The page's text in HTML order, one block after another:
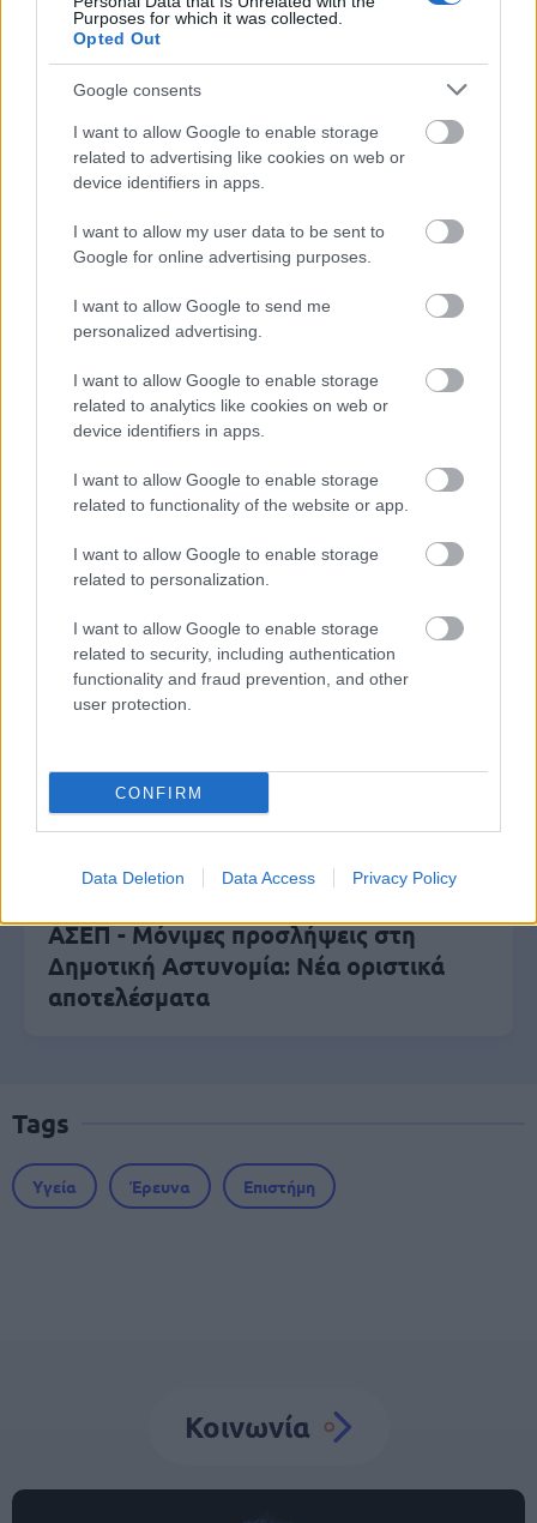
Purposes for which it was collected.
Opted Out
Google consents
I want to allow Google to enable storage
related to advertising like cookies on web or
device identifiers in apps.
I want to allow my user data to be sent to
Google for online advertising purposes.
I want to allow Google to send me
personalized advertising.
I want to allow Google to enable storage
related to analytics like cookies on web or
device identifiers in apps.
I want to allow Google to enable storage
related to functionality of the website or app.
I want to allow Google to enable storage
related to personalization.
I want to allow Google to enable storage
related to security, including authentication
functionality and fraud prevention, and other
user protection.
CONFIRM
Data Deletion Data Access Privacy Policy
ΑΣΕΠ: Εξ αποστάσεως η πιο Εύκολη
Πιστοποίηση Υπολογιστών σε 2
μέρες
Μάθε πρώτος όλες τις σημαντικές
ειδήσεις.
Βάλε το proson.gr στα αποτελέσματα
αναζήτησης της Google
Δημοφιλείς Ειδήσεις
ΔΥΠΑ/ΟΑΕΔ: 8.000 νέες προσλήψεις -
Από σήμερα οι αιτήσεις
Αλλάζουν τα χαρτονομίσματα ευρώ –
Τι σημαίνει η λέξη «προικοδότης»
ΑΣΕΠ - Μόνιμες προσλήψεις στη
Δημοτική Αστυνομία: Νέα οριστικά
αποτελέσματα
Tags
Υγεία Έρευνα Επιστήμη
Κοινωνία